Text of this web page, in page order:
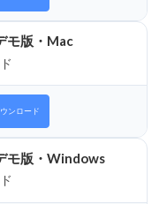
モ版・Mac
ンロード
モ版・Windows